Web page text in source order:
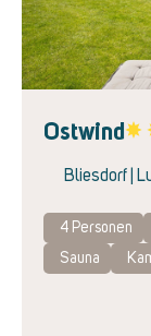
Ostwind
Bliesdorf |
4 Personen
Sauna